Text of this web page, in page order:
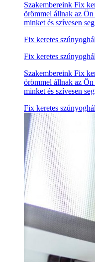
Szakembereink Fix
örömmel állnak az
minket és szívesen
Fix keretes
Fix keretes
Szakembereink Fix
örömmel állnak az
minket és szívesen
Fix keretes